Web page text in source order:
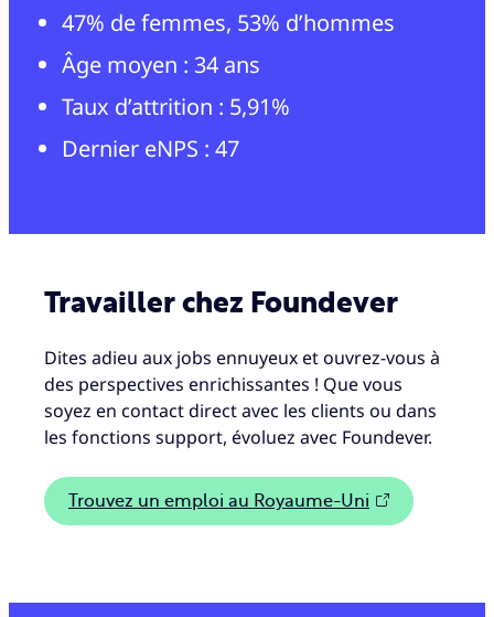
47% de femmes, 53% d’hommes
Âge moyen : 34 ans
Taux d’attrition : 5,91%
Dernier eNPS : 47
Travailler chez Foundever
Dites adieu aux jobs ennuyeux et ouvrez-vous à
des perspectives enrichissantes ! Que vous
soyez en contact direct avec les clients ou dans
les fonctions support, évoluez avec Foundever.
Trouvez un emploi au Royaume-Uni